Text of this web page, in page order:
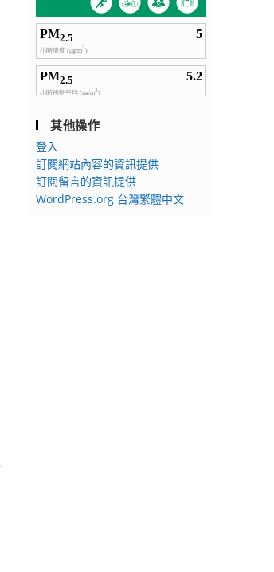
其他操作
登入
訂閱網站內容的資訊提供
訂閱留言的資訊提供
WordPress.org 台灣繁體中文